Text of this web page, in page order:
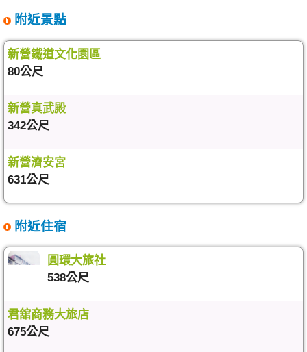
附近景點
新營鐵道文化園區
80公尺
新營真武殿
342公尺
新營濟安宮
631公尺
附近住宿
圓環大旅社
538公尺
君舘商務大旅店
675公尺